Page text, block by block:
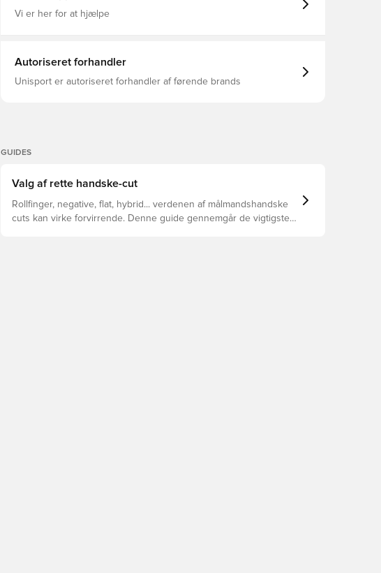
Vi er her for at hjælpe
Autoriseret forhandler
Unisport er autoriseret forhandler af førende brands
GUIDES
Valg af rette handske-cut
Rollfinger, negative, flat, hybrid... verdenen af målmandshandske
cuts kan virke forvirrende. Denne guide gennemgår de vigtigste